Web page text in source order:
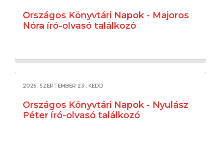
Országos Könyvtári Napok - Majoros
Nóra író-olvasó találkozó
2025. SZEPTEMBER 23., KEDD
Országos Könyvtári Napok - Nyulász
Péter író-olvasó találkozó